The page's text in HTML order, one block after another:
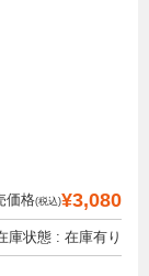
価格(税込)¥3,080
庫状態 : 在庫有り